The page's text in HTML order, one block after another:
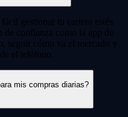
gestionar tu cartera estés
de confianza como la app de
seguir cómo va el mercado y
el teléfono.
mis compras diarias?